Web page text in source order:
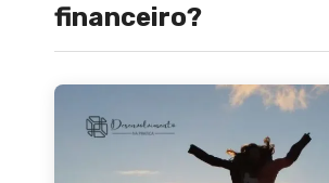
financeiro?